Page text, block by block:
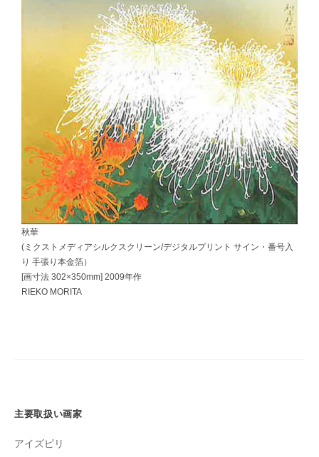
秋華
(ミクストメディアシルクスクリーン/デジタルプリント サイン・番号入
り 手張り本金箔）
[画寸法 302×350mm] 2009年作
RIEKO MORITA
主要取扱い画家
アイズピリ